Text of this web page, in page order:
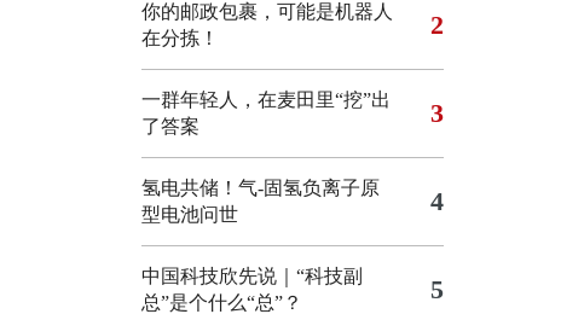
你的邮政包裹，可能是机器人
在分拣！
2
一群年轻人，在麦田里“挖”出
了答案
3
氢电共储！气-固氢负离子原
型电池问世
4
中国科技欣先说｜“科技副
总”是个什么“总”？
5